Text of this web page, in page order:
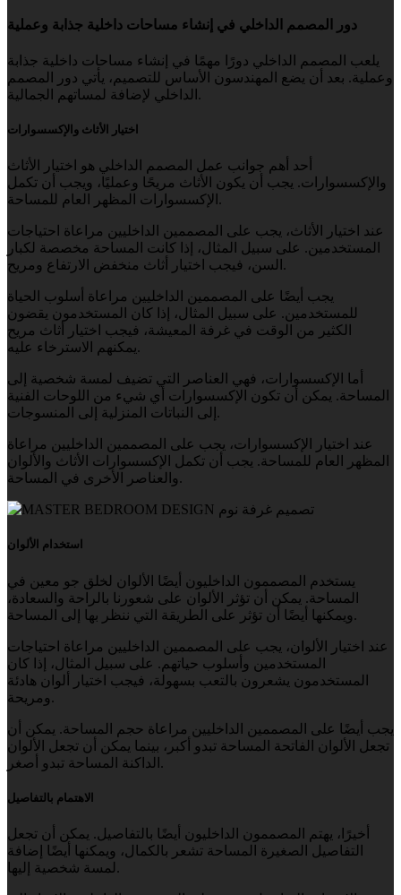
دور المصمم الداخلي في إنشاء مساحات داخلية جذابة وعملية
يلعب المصمم الداخلي دورًا مهمًا في إنشاء مساحات داخلية جذابة
وعملية. بعد أن يضع المهندسون الأساس للتصميم، يأتي دور المصمم
الداخلي لإضافة لمساتهم الجمالية.
اختيار الأثاث والإكسسوارات
أحد أهم جوانب عمل المصمم الداخلي هو اختيار الأثاث
والإكسسوارات. يجب أن يكون الأثاث مريحًا وعمليًا، ويجب أن تكمل
الإكسسوارات المظهر العام للمساحة.
عند اختيار الأثاث، يجب على المصممين الداخليين مراعاة احتياجات
المستخدمين. على سبيل المثال، إذا كانت المساحة مخصصة لكبار
السن، فيجب اختيار أثاث منخفض الارتفاع ومريح.
يجب أيضًا على المصممين الداخليين مراعاة أسلوب الحياة
للمستخدمين. على سبيل المثال، إذا كان المستخدمون يقضون
الكثير من الوقت في غرفة المعيشة، فيجب اختيار أثاث مريح
يمكنهم الاسترخاء عليه.
أما الإكسسوارات، فهي العناصر التي تضيف لمسة شخصية إلى
المساحة. يمكن أن تكون الإكسسوارات أي شيء من اللوحات الفنية
إلى النباتات المنزلية إلى المنسوجات.
عند اختيار الإكسسوارات، يجب على المصممين الداخليين مراعاة
المظهر العام للمساحة. يجب أن تكمل الإكسسوارات الأثاث والألوان
والعناصر الأخرى في المساحة.
استخدام الألوان
يستخدم المصممون الداخليون أيضًا الألوان لخلق جو معين في
المساحة. يمكن أن تؤثر الألوان على شعورنا بالراحة والسعادة،
ويمكنها أيضًا أن تؤثر على الطريقة التي ننظر بها إلى المساحة.
عند اختيار الألوان، يجب على المصممين الداخليين مراعاة احتياجات
المستخدمين وأسلوب حياتهم. على سبيل المثال، إذا كان
المستخدمون يشعرون بالتعب بسهولة، فيجب اختيار ألوان هادئة
ومريحة.
يجب أيضًا على المصممين الداخليين مراعاة حجم المساحة. يمكن أن
تجعل الألوان الفاتحة المساحة تبدو أكبر، بينما يمكن أن تجعل الألوان
الداكنة المساحة تبدو أصغر.
الاهتمام بالتفاصيل
أخيرًا، يهتم المصممون الداخليون أيضًا بالتفاصيل. يمكن أن تجعل
التفاصيل الصغيرة المساحة تشعر بالكمال، ويمكنها أيضًا إضافة
لمسة شخصية إليها.